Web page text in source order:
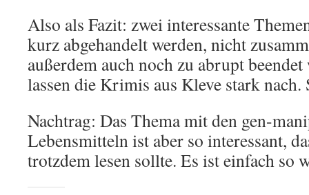
Also als Fazit: zwei interessante
kurz abgehandelt werden, nicht
außerdem auch noch zu abrupt
lassen die Krimis aus Kleve stark nach.
Nachtrag: Das Thema mit den gen-
Lebensmitteln ist aber so interessant,
trotzdem lesen sollte. Es ist einfach so